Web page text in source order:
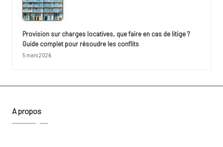
Provision sur charges locatives, que faire en cas de litige ?
Guide complet pour résoudre les conflits
5 mars 2026
A propos